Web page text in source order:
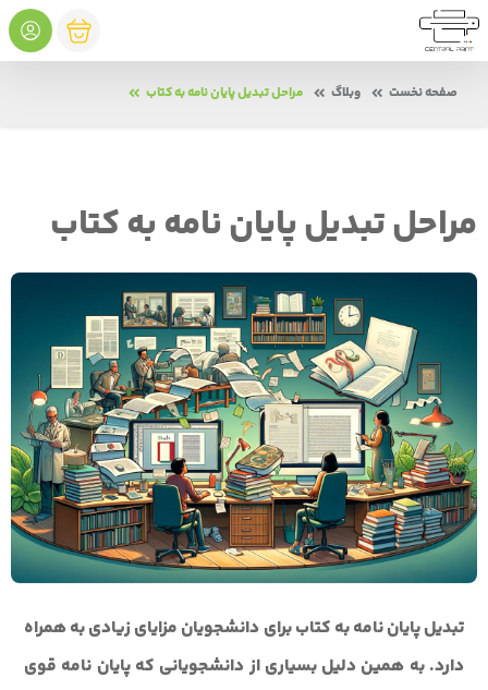
صفحه نخست وبلاگ مراحل تبدیل پایان نامه به کتاب
مراحل تبدیل پایان نامه به کتاب
تبدیل پایان نامه به کتاب برای دانشجویان مزایای زیادی به همراه
دارد. به همین دلیل بسیاری از دانشجویانی که پایان نامه قوی